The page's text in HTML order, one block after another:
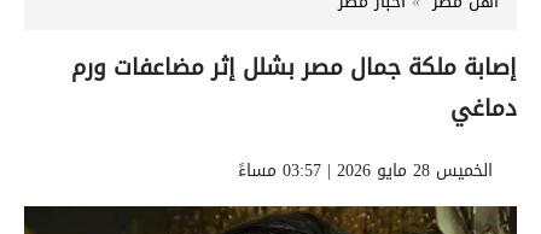
إصابة ملكة جمال مصر بشلل إثر مضاعفات ورم
دماغي
الخميس 28 مايو 2026 | 03:57 مساءً